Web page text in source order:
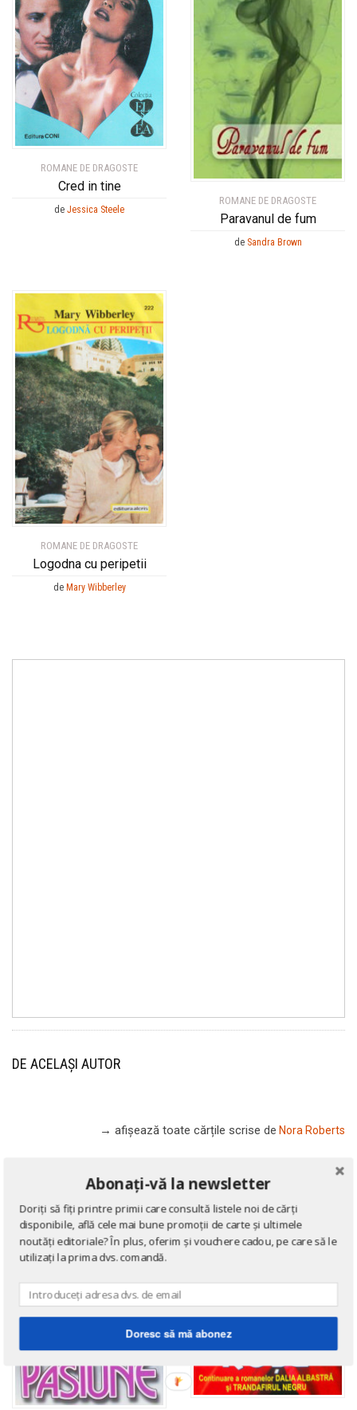
ROMANE DE DRAGOSTE
Cred in tine
de Jessica Steele
ROMANE DE DRAGOSTE
Paravanul de fum
de Sandra Brown
ROMANE DE DRAGOSTE
Logodna cu peripetii
de Mary Wibberley
DE ACELAȘI AUTOR
→ afișează toate cărțile scrise de Nora Roberts
Abonați-vă la newsletter
Doriți să fiți printre primii care consultă listele noi de cărți
disponibile, află cele mai bune promoții de carte și ultimele
noutăți editoriale? În plus, oferim și vouchere cadou, pe care să le
utilizați la prima dvs. comandă.
Doresc să mă abonez